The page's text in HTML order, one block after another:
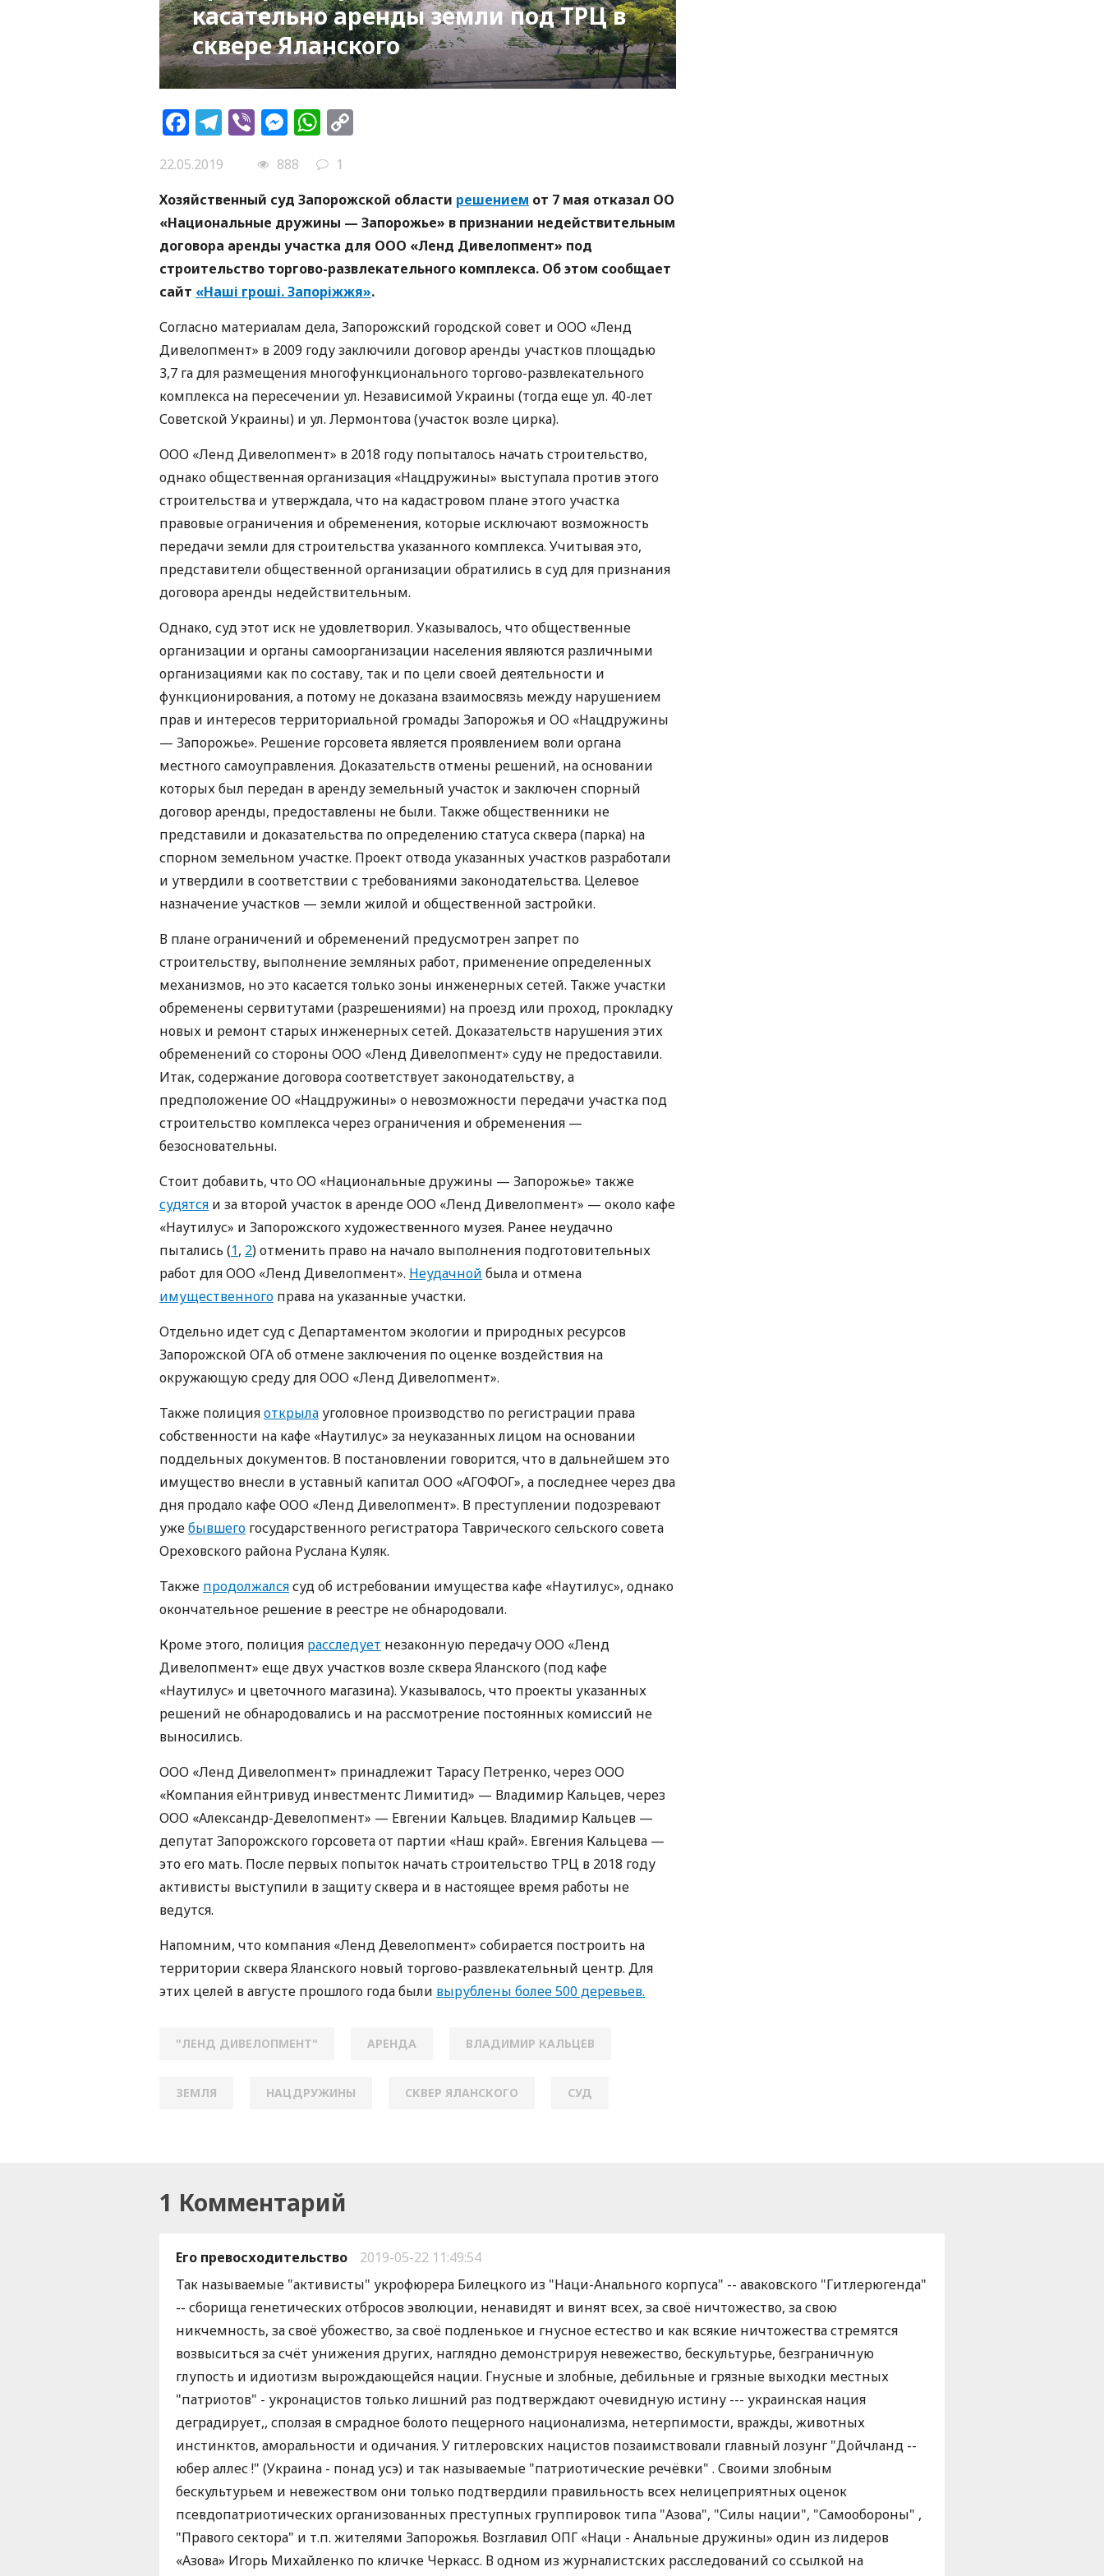
касательно аренды земли под ТРЦ в
сквере Яланского
Facebook
Telegram
ViberMessenger
WhatsApp
22.05.2019 888
1
Хозяйственный суд Запорожской области решением от 7 мая отказал ОО
«Национальные дружины — Запорожье» в признании недействительным
договора аренды участка для ООО «Ленд Дивелопмент» под
строительство торгово-развлекательного комплекса. Об этом сообщает
сайт «Наші гроші. Запоріжжя».
Согласно материалам дела, Запорожский городской совет и ООО «Ленд
Дивелопмент» в 2009 году заключили договор аренды участков площадью
3,7 га для размещения многофункционального торгово-развлекательного
комплекса на пересечении ул. Независимой Украины (тогда еще ул. 40-лет
Советской Украины) и ул. Лермонтова (участок возле цирка).
ООО «Ленд Дивелопмент» в 2018 году попыталось начать строительство,
однако общественная организация «Нацдружины» выступала против этого
строительства и утверждала, что на кадастровом плане этого участка
правовые ограничения и обременения, которые исключают возможность
передачи земли для строительства указанного комплекса. Учитывая это,
представители общественной организации обратились в суд для признания
договора аренды недействительным.
Однако, суд этот иск не удовлетворил. Указывалось, что общественные
организации и органы самоорганизации населения являются различными
организациями как по составу, так и по цели своей деятельности и
функционирования, а потому не доказана взаимосвязь между нарушением
прав и интересов территориальной громады Запорожья и ОО «Нацдружины
— Запорожье». Решение горсовета является проявлением воли органа
местного самоуправления. Доказательств отмены решений, на основании
которых был передан в аренду земельный участок и заключен спорный
договор аренды, предоставлены не были. Также общественники не
представили и доказательства по определению статуса сквера (парка) на
спорном земельном участке. Проект отвода указанных участков разработали
и утвердили в соответствии с требованиями законодательства. Целевое
назначение участков — земли жилой и общественной застройки.
В плане ограничений и обременений предусмотрен запрет по
строительству, выполнение земляных работ, применение определенных
механизмов, но это касается только зоны инженерных сетей. Также участки
обременены сервитутами (разрешениями) на проезд или проход, прокладку
новых и ремонт старых инженерных сетей. Доказательств нарушения этих
обременений со стороны ООО «Ленд Дивелопмент» суду не предоставили.
Итак, содержание договора соответствует законодательству, а
предположение ОО «Нацдружины» о невозможности передачи участка под
строительство комплекса через ограничения и обременения —
безосновательны.
Стоит добавить, что ОО «Национальные дружины — Запорожье» также
судятся и за второй участок в аренде ООО «Ленд Дивелопмент» — около кафе
«Наутилус» и Запорожского художественного музея. Ранее неудачно
пытались (1, 2) отменить право на начало выполнения подготовительных
работ для ООО «Ленд Дивелопмент». Неудачной была и отмена
имущественного права на указанные участки.
Отдельно идет суд с Департаментом экологии и природных ресурсов
Запорожской ОГА об отмене заключения по оценке воздействия на
окружающую среду для ООО «Ленд Дивелопмент».
Также полицияоткрыла уголовное производство по регистрации права
собственности на кафе «Наутилус» за неуказанных лицом на основании
поддельных документов. В постановлении говорится, что в дальнейшем это
имущество внесли в уставный капитал ООО «АГОФОГ», а последнее через два
дня продало кафе ООО «Ленд Дивелопмент». В преступлении подозревают
ужебывшего государственного регистратора Таврического сельского совета
Ореховского района Руслана Куляк.
Также продолжалсясуд об истребовании имущества кафе «Наутилус», однако
окончательное решение в реестре не обнародовали.
Кроме этого, полиция расследует незаконную передачу ООО «Ленд
Дивелопмент» еще двух участков возле сквера Яланского (под кафе
«Наутилус» и цветочного магазина). Указывалось, что проекты указанных
решений не обнародовались и на рассмотрение постоянных комиссий не
выносились.
ООО «Ленд Дивелопмент» принадлежит Тарасу Петренко, через ООО
«Компания ейнтривуд инвестментс Лимитид» — Владимир Кальцев, через
ООО «Александр-Девелопмент» — Евгении Кальцев. Владимир Кальцев —
депутат Запорожского горсовета от партии «Наш край». Евгения Кальцева —
это его мать. После первых попыток начать строительство ТРЦ в 2018 году
активисты выступили в защиту сквера и в настоящее время работы не
ведутся.
Напомним, что компания «Ленд Девелопмент» собирается построить на
территории сквера Яланского новый торгово-развлекательный центр. Для
этих целей в августе прошлого года были вырублены более 500 деревьев.
"ЛЕНД ДИВЕЛОПМЕНТ" АРЕНДА ВЛАДИМИР КАЛЬЦЕВ
ЗЕМЛЯ НАЦДРУЖИНЫ СКВЕР ЯЛАНСКОГО СУД
1 Комментарий
Его превосходительство
2019-05-22 11:49:54
Так называемые "активисты" укрофюрера Билецкого из "Наци-Анального корпуса" -- аваковского "Гитлерюгенда"
-- сборища генетических отбросов эволюции, ненавидят и винят всех, за своё ничтожество, за свою
никчемность, за своё убожество, за своё подленькое и гнусное естество и как всякие ничтожества стремятся
возвыситься за счёт унижения других, наглядно демонстрируя невежество, бескультурье, безграничную
глупость и идиотизм вырождающейся нации. Гнусные и злобные, дебильные и грязные выходки местных
"патриотов" - укронацистов только лишний раз подтверждают очевидную истину --- украинская нация
деградирует,, сползая в смрадное болото пещерного национализма, нетерпимости, вражды, животных
инстинктов, аморальности и одичания. У гитлеровских нацистов позаимствовали главный лозунг "Дойчланд --
юбер аллес !" (Украина - понад усэ) и так называемые "патриотические речёвки" . Своими злобным
бескультурьем и невежеством они только подтвердили правильность всех нелицеприятных оценок
псевдопатриотических организованных преступных группировок типа "Азова", "Силы нации", "Самообороны" ,
"Правого сектора" и т.п. жителями Запорожья. Возглавил ОПГ «Наци - Анальные дружины» один из лидеров
«Азова» Игорь Михайленко по кличке Черкасс. В одном из журналистских расследований со ссылкой на